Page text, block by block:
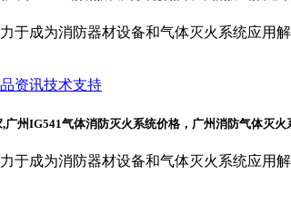
于成为消防器材设备和气体灭火系统应用
资讯技术支持
于成为消防器材设备和气体灭火系统应用